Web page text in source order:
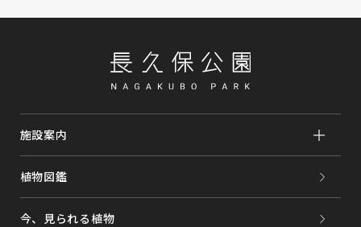
施設案内
植物図鑑
今、見られる植物